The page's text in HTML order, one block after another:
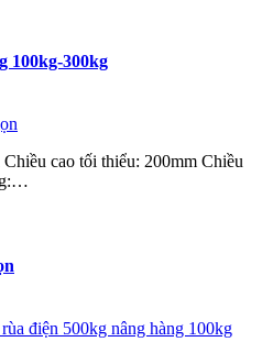
100kg-300kg
cao tối thiểu: 200mm Chiều